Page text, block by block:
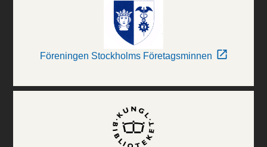
Föreningen Stockholms Företagsminnen